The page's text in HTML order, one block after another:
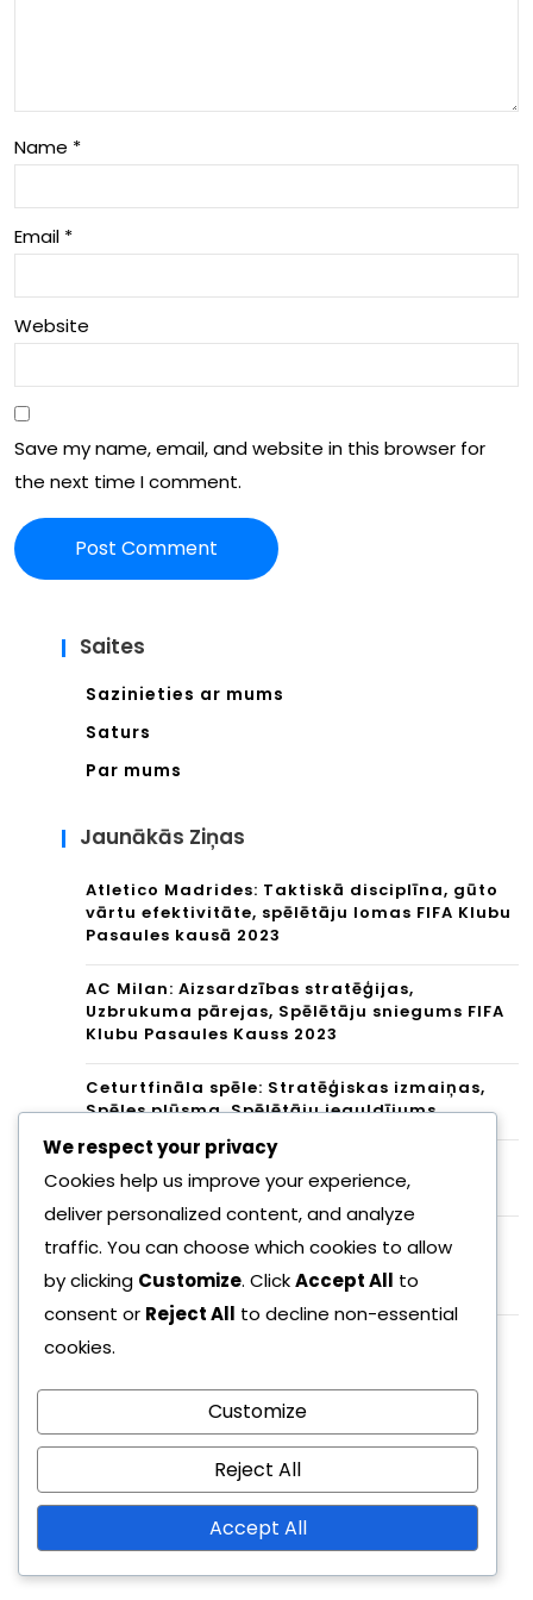
spē
lēt
āju
iete
km
e
Klu
bu
3
salī
dzi
nāj
202
Name *
Email *
Website
Save my name, email, and website in this browser for
the next time I comment.
Saites
Sazinieties ar mums
Saturs
Par mums
Jaunākās Ziņas
Atletico Madrides: Taktiskā disciplīna, gūto
vārtu efektivitāte, spēlētāju lomas FIFA Klubu
Pasaules kausā 2023
AC Milan: Aizsardzības stratēģijas,
Uzbrukuma pārejas, Spēlētāju sniegums FIFA
Klubu Pasaules Kauss 2023
Ceturtfināla spēle: Stratēģiskas izmaiņas,
Spēles plūsma, Spēlētāju ieguldījums
Vēsturiskie mači: komandu konkurences,
snieguma tendences, nozīmīgas spēles
Inter Milano: Spēles izturība, Vārtu gūšanas
Klubu Pasaules kausā 2023
Kategorijas
Komandas snieguma analīze
Mača stratēģijas analīze
Vēsturiskais konteksts
Meklēt
We respect your privacy
Cookies help us improve your experience,
deliver personalized content, and analyze
traffic. You can choose which cookies to allow
by clicking Customize. ClickAccept All to
consent or Reject All to decline non-essential
cookies.
Customize
Reject All
Accept All